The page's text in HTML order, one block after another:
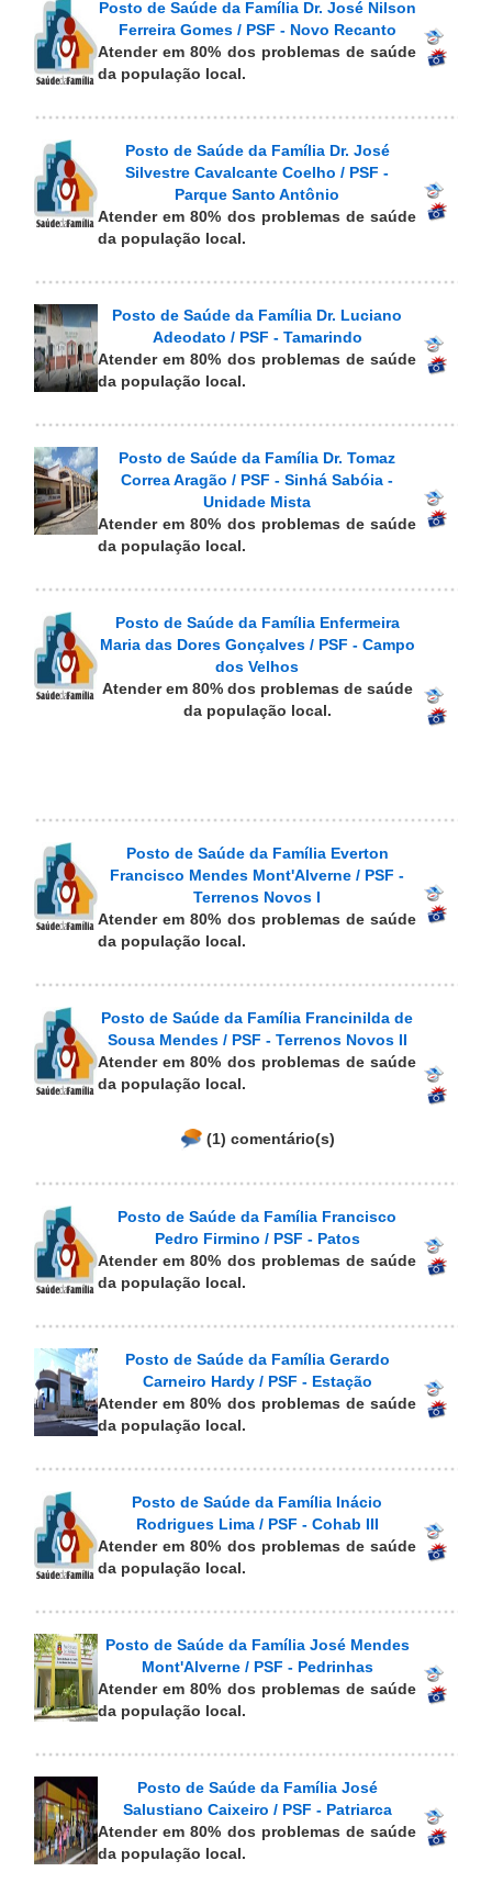
Posto de Saúde da Família Dr. José Nilson
Ferreira Gomes / PSF - Novo Recanto
Atender em 80% dos problemas de saúde
da população local.
Posto de Saúde da Família Dr. José
Silvestre Cavalcante Coelho / PSF -
Parque Santo Antônio
Atender em 80% dos problemas de saúde
da população local.
Posto de Saúde da Família Dr. Luciano
Adeodato / PSF - Tamarindo
Atender em 80% dos problemas de saúde
da população local.
Posto de Saúde da Família Dr. Tomaz
Correa Aragão / PSF - Sinhá Sabóia -
Unidade Mista
Atender em 80% dos problemas de saúde
da população local.
Posto de Saúde da Família Enfermeira
Maria das Dores Gonçalves / PSF - Campo
dos Velhos
Atender em 80% dos problemas de saúde
da população local.
Posto de Saúde da Família Everton
Francisco Mendes Mont'Alverne / PSF -
Terrenos Novos I
Atender em 80% dos problemas de saúde
da população local.
Posto de Saúde da Família Francinilda de
Sousa Mendes / PSF - Terrenos Novos II
Atender em 80% dos problemas de saúde
da população local.
(1) comentário(s)
Posto de Saúde da Família Francisco
Pedro Firmino / PSF - Patos
Atender em 80% dos problemas de saúde
da população local.
Posto de Saúde da Família Gerardo
Carneiro Hardy / PSF - Estação
Atender em 80% dos problemas de saúde
da população local.
Posto de Saúde da Família Inácio
Rodrigues Lima / PSF - Cohab III
Atender em 80% dos problemas de saúde
da população local.
Posto de Saúde da Família José Mendes
Mont'Alverne / PSF - Pedrinhas
Atender em 80% dos problemas de saúde
da população local.
Posto de Saúde da Família José
Salustiano Caixeiro / PSF - Patriarca
Atender em 80% dos problemas de saúde
da população local.